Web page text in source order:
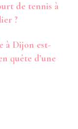
de tennis à
?
à Dijon est-
quête d’une